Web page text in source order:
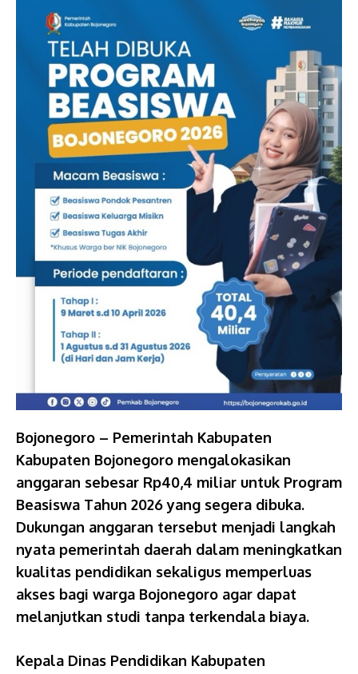
Bojonegoro – Pemerintah Kabupaten
Kabupaten Bojonegoro mengalokasikan
anggaran sebesar Rp40,4 miliar untuk Program
Beasiswa Tahun 2026 yang segera dibuka.
Dukungan anggaran tersebut menjadi langkah
nyata pemerintah daerah dalam meningkatkan
kualitas pendidikan sekaligus memperluas
akses bagi warga Bojonegoro agar dapat
melanjutkan studi tanpa terkendala biaya.
Kepala Dinas Pendidikan Kabupaten